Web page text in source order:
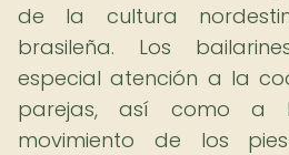
de la cultura
brasileña. Los
especial atención a la
parejas, así como
movimiento de los